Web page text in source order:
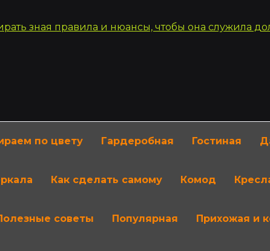
по цвету Гардеробная Гостиная
Как сделать самому Комод
советы Популярная Прихожая и